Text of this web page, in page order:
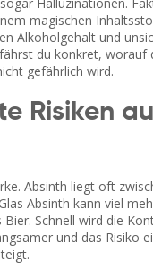
magischen
Alkoholgehalt und
du konkret, worauf
gefährlich wird.
Risiken
Absinth liegt oft
Absinth kann viel
Bier. Schnell wird die
und das Risiko